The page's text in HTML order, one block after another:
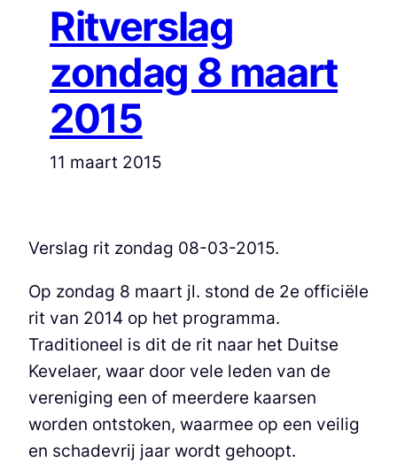
Ritverslag
zondag 8 maart
2015
11 maart 2015
Verslag rit zondag 08-03-2015.
Op zondag 8 maart jl. stond de 2e officiële
rit van 2014 op het programma.
Traditioneel is dit de rit naar het Duitse
Kevelaer, waar door vele leden van de
vereniging een of meerdere kaarsen
worden ontstoken, waarmee op een veilig
en schadevrij jaar wordt gehoopt.